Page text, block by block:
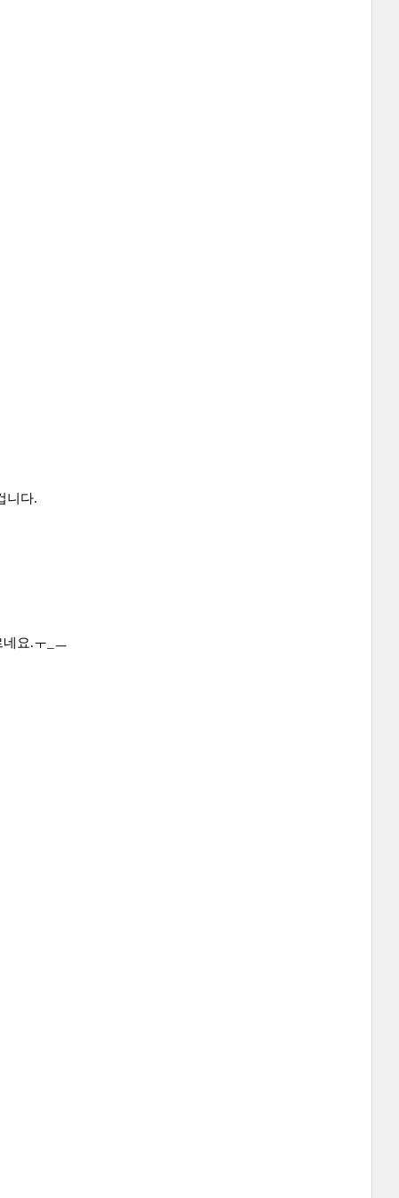
니다.
요.ㅜ_ㅡ